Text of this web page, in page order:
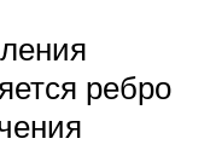
ребро